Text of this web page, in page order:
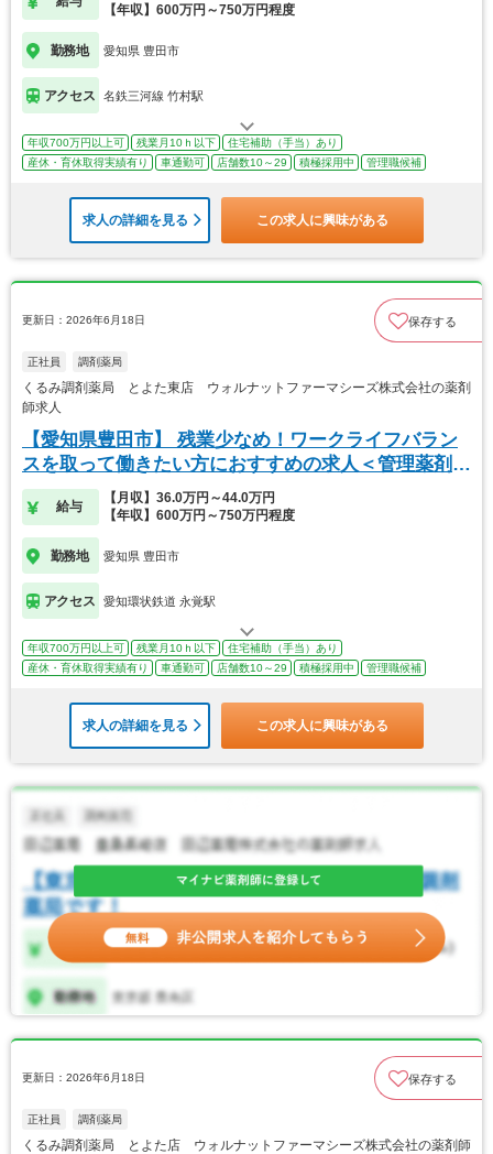
【年収】600万円～750万円程度
勤務地 愛知県 豊田市
アクセス 名鉄三河線 竹村駅
年収700万円以上可 残業月10ｈ以下
住宅補助（手当）あり
産休・育休取得実績有り
車通勤可 店舗数10～29 積極採用中 管理職候補
求人の詳細を見る この求人に興味がある
更新日：2026年6月18日 保存する
正社員 調剤薬局
くるみ調剤薬局 とよた東店 ウォルナットファーマシーズ株式会社の薬剤
師求人
【愛知県豊田市】 残業少なめ！ワークライフバラン
スを取って働きたい方におすすめの求人＜管理薬剤師
＞
給与
【月収】36.0万円～44.0万円
【年収】600万円～750万円程度
勤務地 愛知県 豊田市
アクセス 愛知環状鉄道 永覚駅
年収700万円以上可 残業月10ｈ以下
住宅補助（手当）あり
産休・育休取得実績有り
車通勤可 店舗数10～29 積極採用中 管理職候補
求人の詳細を見る この求人に興味がある
更新日：2026年6月18日 保存する
正社員 調剤薬局
くるみ調剤薬局 とよた店 ウォルナットファーマシーズ株式会社の薬剤師